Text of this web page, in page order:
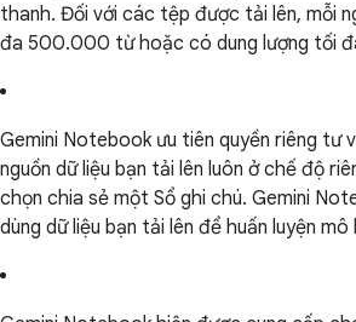
thanh. Đối với các tệp được tải lên, mỗi
đa 500.000 từ hoặc có dung lượng tối
Gemini Notebook ưu tiên quyền riêng tư
nguồn dữ liệu bạn tải lên luôn ở chế độ
chọn chia sẻ một Sổ ghi chú. Gemini
dùng dữ liệu bạn tải lên để huấn luyện mô